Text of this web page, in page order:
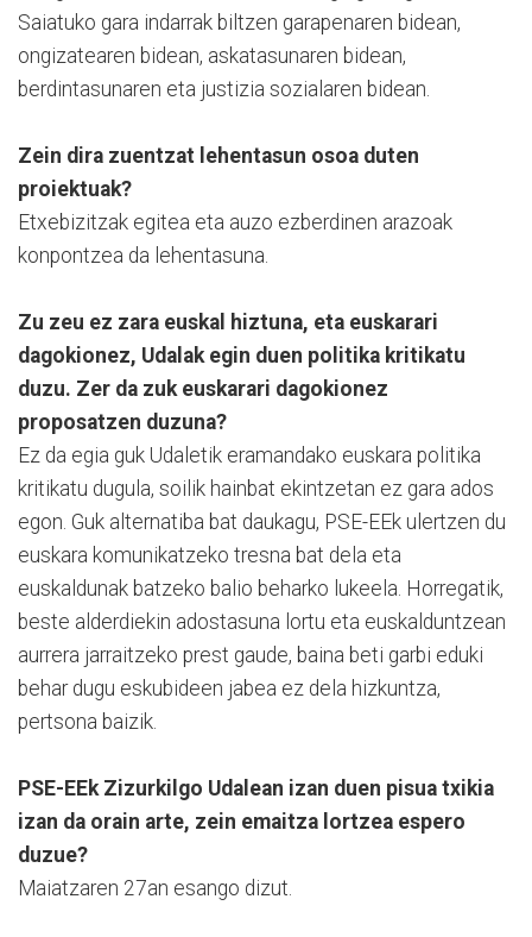
Saiatuko gara indarrak biltzen garapenaren bidean,
ongizatearen bidean, askatasunaren bidean,
berdintasunaren eta justizia sozialaren bidean.
Zein dira zuentzat lehentasun osoa duten
proiektuak?
Etxebizitzak egitea eta auzo ezberdinen arazoak
konpontzea da lehentasuna.
Zu zeu ez zara euskal hiztuna, eta euskarari
dagokionez, Udalak egin duen politika kritikatu
duzu. Zer da zuk euskarari dagokionez
proposatzen duzuna?
Ez da egia guk Udaletik eramandako euskara politika
kritikatu dugula, soilik hainbat ekintzetan ez gara ados
egon. Guk alternatiba bat daukagu, PSE-EEk ulertzen du
euskara komunikatzeko tresna bat dela eta
euskaldunak batzeko balio beharko lukeela. Horregatik,
beste alderdiekin adostasuna lortu eta euskalduntzean
aurrera jarraitzeko prest gaude, baina beti garbi eduki
behar dugu eskubideen jabea ez dela hizkuntza,
pertsona baizik.
PSE-EEk Zizurkilgo Udalean izan duen pisua txikia
izan da orain arte, zein emaitza lortzea espero
duzue?
Maiatzaren 27an esango dizut.